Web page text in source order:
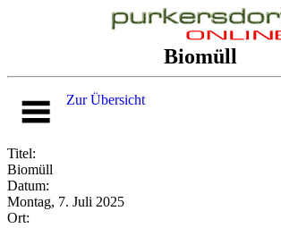
Biomüll
Zur Übersicht
Titel:
Biomüll
Datum:
Montag, 7. Juli 2025
Ort: